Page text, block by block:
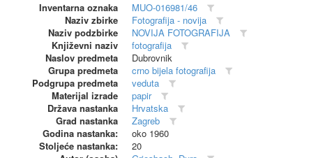
Inventarna oznaka
MUO-016981/46
Naziv zbirke
Fotografija - novija
Naziv podzbirke
NOVIJA FOTOGRAFIJA
Književni naziv
fotografija
Naslov predmeta
Dubrovnik
Grupa predmeta
crno bijela fotografija
Podgrupa predmeta
veduta
Materijal izrade
papir
Država nastanka
Hrvatska
Grad nastanka
Zagreb
Godina nastanka:
oko 1960
Stoljeće nastanka:
20